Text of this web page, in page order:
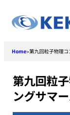
content
Home>第九回粒子物理
第九回粒
ングサマ